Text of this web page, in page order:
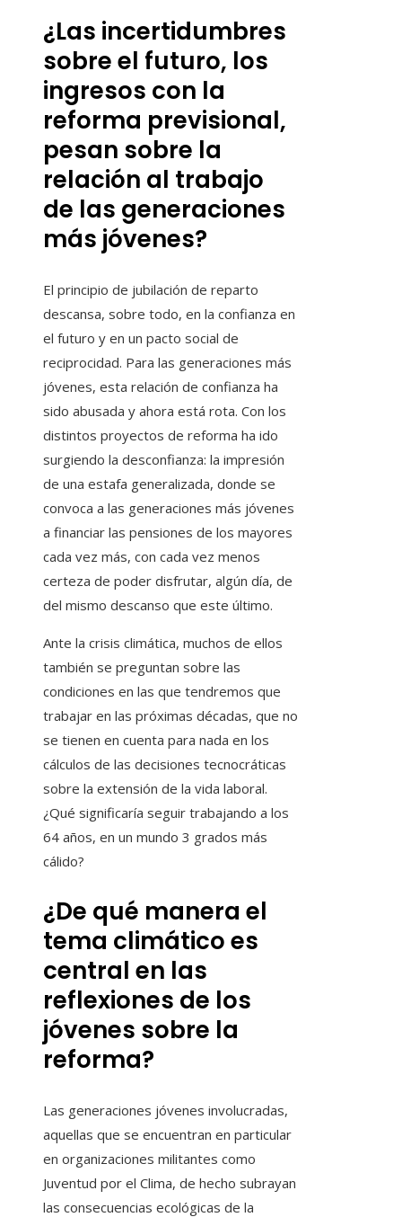
¿Las incertidumbres
sobre el futuro, los
ingresos con la
reforma previsional,
pesan sobre la
relación al trabajo
de las generaciones
más jóvenes?
El principio de jubilación de reparto
descansa, sobre todo, en la confianza en
el futuro y en un pacto social de
reciprocidad. Para las generaciones más
jóvenes, esta relación de confianza ha
sido abusada y ahora está rota. Con los
distintos proyectos de reforma ha ido
surgiendo la desconfianza: la impresión
de una estafa generalizada, donde se
convoca a las generaciones más jóvenes
a financiar las pensiones de los mayores
cada vez más, con cada vez menos
certeza de poder disfrutar, algún día, de
del mismo descanso que este último.
Ante la crisis climática, muchos de ellos
también se preguntan sobre las
condiciones en las que tendremos que
trabajar en las próximas décadas, que no
se tienen en cuenta para nada en los
cálculos de las decisiones tecnocráticas
sobre la extensión de la vida laboral.
¿Qué significaría seguir trabajando a los
64 años, en un mundo 3 grados más
cálido?
¿De qué manera el
tema climático es
central en las
reflexiones de los
jóvenes sobre la
reforma?
Las generaciones jóvenes involucradas,
aquellas que se encuentran en particular
en organizaciones militantes como
Juventud por el Clima, de hecho subrayan
las consecuencias ecológicas de la